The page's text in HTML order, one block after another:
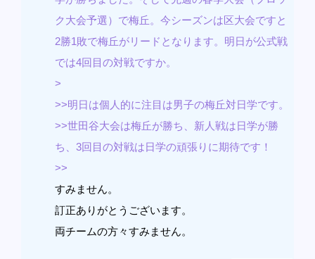
ク大会予選）で梅丘。今シーズンは区大会ですと
2勝1敗で梅丘がリードとなります。明日が公式戦
では4回目の対戦ですか。
>
>>明日は個人的に注目は男子の梅丘対日学です。
>>世田谷大会は梅丘が勝ち、新人戦は日学が勝
ち、3回目の対戦は日学の頑張りに期待です！
>>
すみません。
訂正ありがとうございます。
両チームの方々すみません。